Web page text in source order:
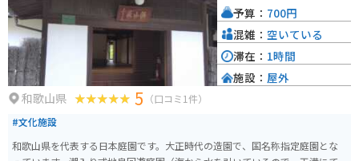
和歌山県 5 （口コミ1件）
#文化施設
和歌山県を代表する日本庭園です。大正時代の造園で、国名称指定庭園とな
予算： 700円
混雑： 空いている
滞在： 1時間
施設： 屋外